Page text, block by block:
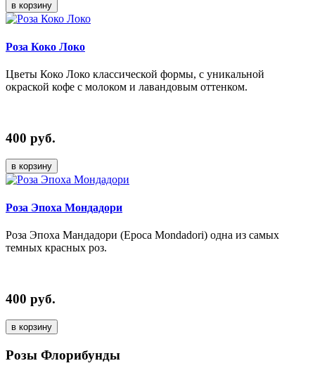
в корзину
Роза Коко Локо
Цветы Коко Локо классической формы, с уникальной
окраской кофе с молоком и лавандовым оттенком.
400 руб.
в корзину
Роза Эпоха Мондадори
Роза Эпоха Мандадори (Epoca Mondadori) одна из самых
темных красных роз.
400 руб.
в корзину
Розы Флорибунды